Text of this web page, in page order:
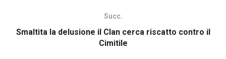
Succ.
Smaltita la delusione il Clan cerca riscatto contro il
Cimitile